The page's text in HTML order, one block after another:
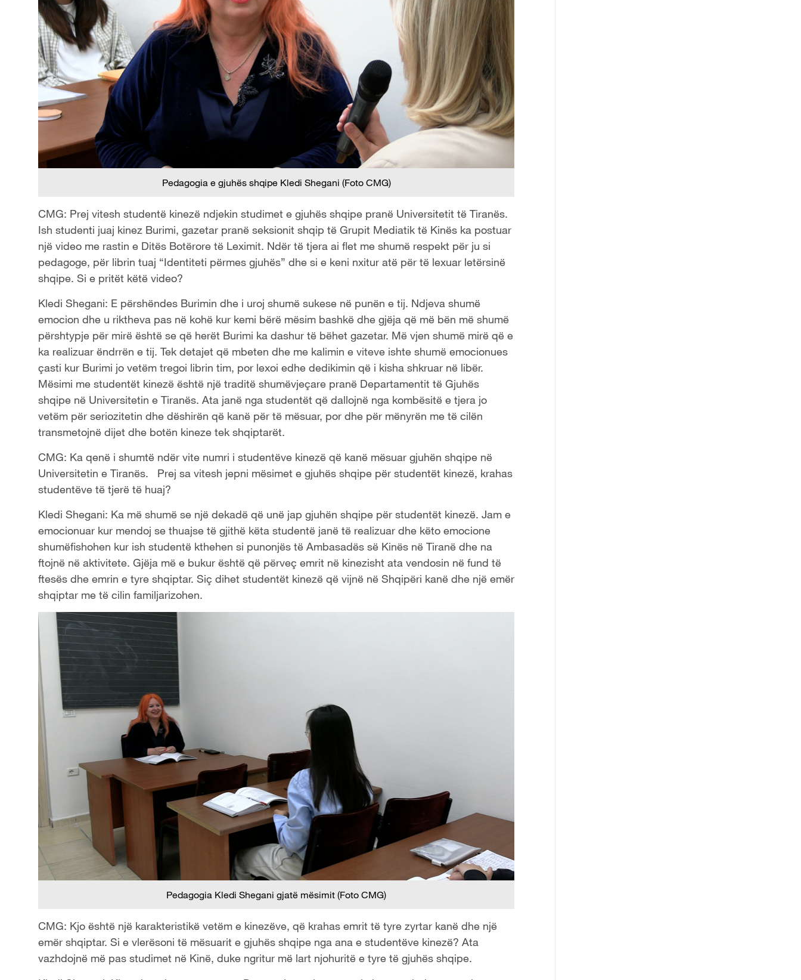
Pedagogia e gjuhës shqipe Kledi Shegani (Foto CMG)
CMG: Prej vitesh studentë kinezë ndjekin studimet e gjuhës shqipe pranë Universitetit të Tiranës.
Ish studenti juaj kinez Burimi, gazetar pranë seksionit shqip të Grupit Mediatik të Kinës ka postuar
një video me rastin e Ditës Botërore të Leximit. Ndër të tjera ai flet me shumë respekt për ju si
pedagoge, për librin tuaj “Identiteti përmes gjuhës” dhe si e keni nxitur atë për të lexuar letërsinë
shqipe. Si e pritët këtë video?
Kledi Shegani: E përshëndes Burimin dhe i uroj shumë sukese në punën e tij. Ndjeva shumë
emocion dhe u riktheva pas në kohë kur kemi bërë mësim bashkë dhe gjëja që më bën më shumë
përshtypje për mirë është se që herët Burimi ka dashur të bëhet gazetar. Më vjen shumë mirë që e
ka realizuar ëndrrën e tij. Tek detajet që mbeten dhe me kalimin e viteve ishte shumë emocionues
çasti kur Burimi jo vetëm tregoi librin tim, por lexoi edhe dedikimin që i kisha shkruar në libër.
Mësimi me studentët kinezë është një traditë shumëvjeçare pranë Departamentit të Gjuhës
shqipe në Universitetin e Tiranës. Ata janë nga studentët që dallojnë nga kombësitë e tjera jo
vetëm për seriozitetin dhe dëshirën që kanë për të mësuar, por dhe për mënyrën me të cilën
transmetojnë dijet dhe botën kineze tek shqiptarët.
CMG: Ka qenë i shumtë ndër vite numri i studentëve kinezë që kanë mësuar gjuhën shqipe në
Universitetin e Tiranës. Prej sa vitesh jepni mësimet e gjuhës shqipe për studentët kinezë, krahas
studentëve të tjerë të huaj?
Kledi Shegani: Ka më shumë se një dekadë që unë jap gjuhën shqipe për studentët kinezë. Jam e
emocionuar kur mendoj se thuajse të gjithë këta studentë janë të realizuar dhe këto emocione
shumëfishohen kur ish studentë kthehen si punonjës të Ambasadës së Kinës në Tiranë dhe na
ftojnë në aktivitete. Gjëja më e bukur është që përveç emrit në kinezisht ata vendosin në fund të
ftesës dhe emrin e tyre shqiptar. Siç dihet studentët kinezë që vijnë në Shqipëri kanë dhe një emër
shqiptar me të cilin familjarizohen.
Pedagogia Kledi Shegani gjatë mësimit (Foto CMG)
CMG: Kjo është një karakteristikë vetëm e kinezëve, që krahas emrit të tyre zyrtar kanë dhe një
emër shqiptar. Si e vlerësoni të mësuarit e gjuhës shqipe nga ana e studentëve kinezë? Ata
vazhdojnë më pas studimet në Kinë, duke ngritur më lart njohuritë e tyre të gjuhës shqipe.